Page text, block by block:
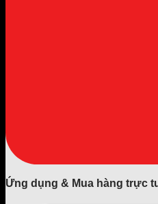
Ứng dụng & Mua hàng trực